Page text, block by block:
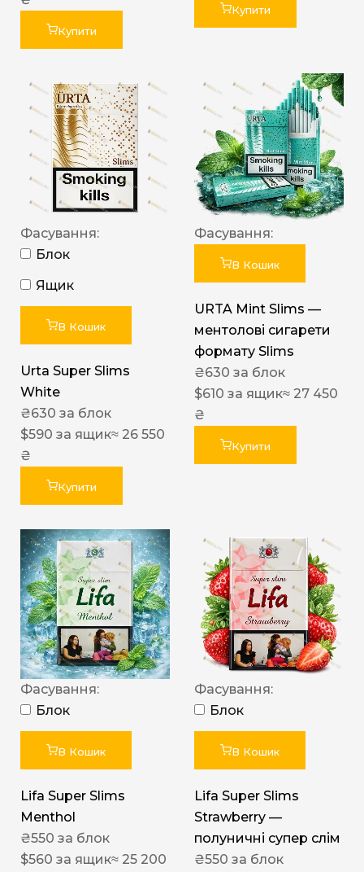
Купити
Купити
Фасування:
Блок
Ящик
В Кошик
Urta Super Slims
White
₴630 за блок
$590 за ящик≈ 26 550
₴
Купити
Фасування:
В Кошик
URTA Mint Slims —
ментолові сигарети
формату Slims
₴630 за блок
$610 за ящик≈ 27 450
₴
Купити
Фасування:
Блок
В Кошик
Lifa Super Slims
Menthol
₴550 за блок
$560 за ящик≈ 25 200
Фасування:
Блок
В Кошик
Lifa Super Slims
Strawberry —
полуничні супер слім
₴550 за блок